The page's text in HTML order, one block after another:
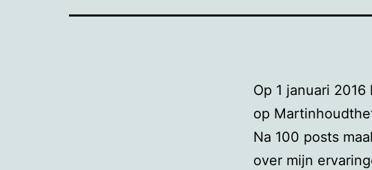
Op 1 januari
op
Na 100 posts
over mijn